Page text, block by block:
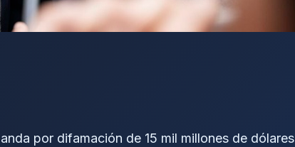
por difamación de 15 mil millones de dólares